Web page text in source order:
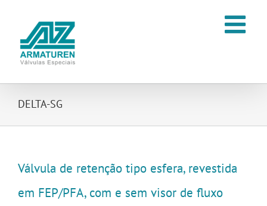
conteúdo
DELTA-SG
Válvula de retenção tipo esfera, revestida
em FEP/PFA, com e sem visor de fluxo